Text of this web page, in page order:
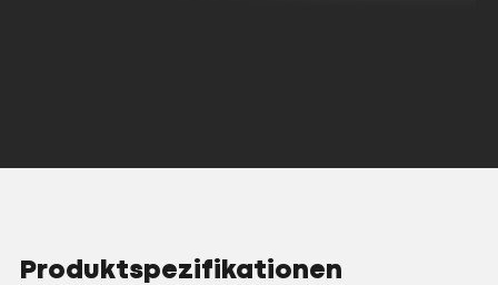
Produktspezifikationen